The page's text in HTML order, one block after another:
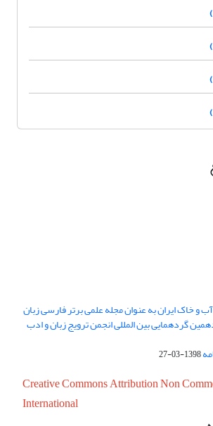
و خاک ایران به عنوان مجله علمی برتر فارسی زبان
در پانزدهمین گردهمایی بین المللی انجمن ترویج زبان و ادب
1398-03-27
Creative Commons Attribution Non
International